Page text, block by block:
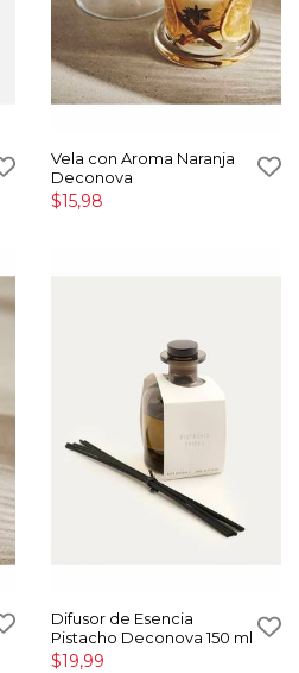
Vela con Aroma Naranja
Deconova
$15,98
Difusor de Esencia
Pistacho Deconova 150 ml
$19,99